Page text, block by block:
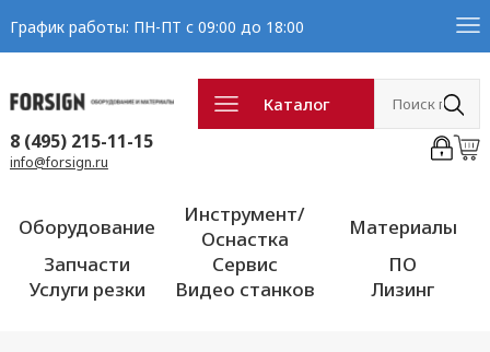
График работы: ПН-ПТ с 09:00 до 18:00
Каталог
8 (495) 215-11-15
info@forsign.ru
Оборудование
Инструмент/
Оснастка
Материалы
Запчасти
Сервис
ПО
Услуги резки
Видео станков Лизинг